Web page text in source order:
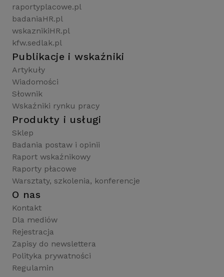
raportyplacowe.pl
badaniaHR.pl
wskaznikiHR.pl
kfw.sedlak.pl
Publikacje i wskaźniki
Artykuły
Wiadomości
Słownik
Wskaźniki rynku pracy
Produkty i usługi
Sklep
Badania postaw i opinii
Raport wskaźnikowy
Raporty płacowe
Warsztaty, szkolenia, konferencje
O nas
Kontakt
Dla mediów
Rejestracja
Zapisy do newslettera
Polityka prywatności
Regulamin